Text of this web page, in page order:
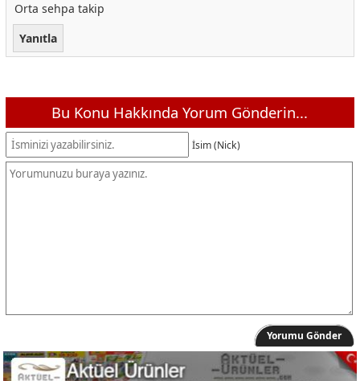
Orta sehpa takip
Yanıtla
Bu Konu Hakkında Yorum Gönderin...
İsim (Nick)
Yorumu Gönder